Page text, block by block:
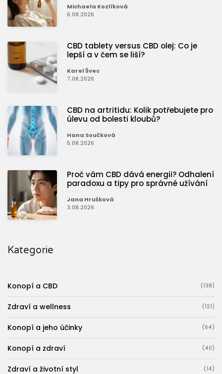
Michaela Kozlíková
6.08.2026
CBD tablety versus CBD olej: Co je
lepší a v čem se liší?
Karel Švec
7.08.2026
CBD na artritidu: Kolik potřebujete pro
úlevu od bolesti kloubů?
Hana Součková
5.08.2026
Proč vám CBD dává energii? Odhalení
paradoxu a tipy pro správné užívání
Jana Hrušková
3.08.2026
Kategorie
Konopí a CBD (138)
Zdraví a wellness (121)
Konopí a jeho účinky (64)
Konopí a zdraví (40)
Zdraví a životní styl (14)